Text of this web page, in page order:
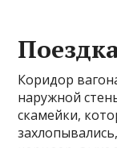
Коридор
наружной
скамейки,